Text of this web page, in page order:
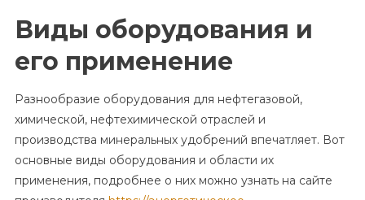
Виды оборудования и
его применение
Разнообразие оборудования для нефтегазовой,
химической, нефтехимической отраслей и
производства минеральных удобрений впечатляет. Вот
основные виды оборудования и области их
применения, подробнее о них можно узнать на сайте